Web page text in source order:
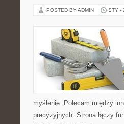
POSTED BY ADMIN STY -
myślenie. Polecam między
precyzyjnych. Strona łączy